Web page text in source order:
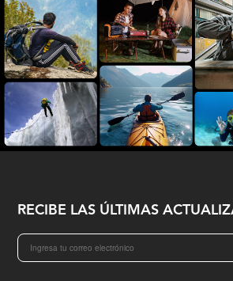
RECIBE LAS ÚLTIMAS